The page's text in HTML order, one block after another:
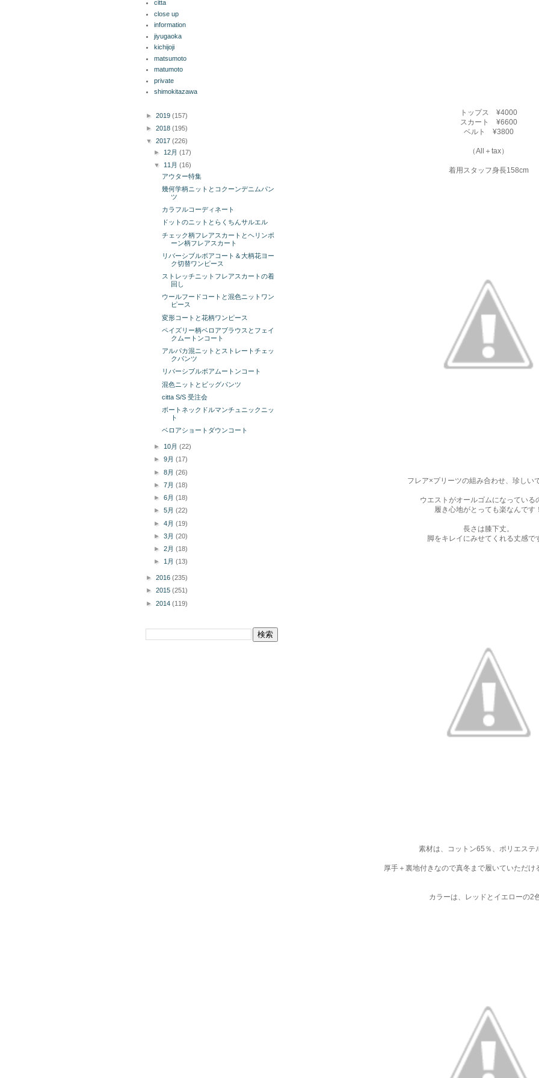
トップス ¥4000
スカート ¥6600
ベルト ¥3800
（All＋tax）
着用スタッフ身長158cm
フレア×プリーツの組み合わせ、珍しい
ウエストがオールゴムになっている
履き心地がとっても楽なんです！
長さは膝下丈。
脚をキレイにみせてくれる丈感
素材は、コットン65％、ポリエステ
厚手＋裏地付きなので真冬まで履いていただけ
カラーは、レッドとイエローの2色
citta
close up
information
jiyugaoka
kichijoji
matsumoto
matumoto
private
shimokitazawa
► 2019 (157)
► 2018 (195)
▼ 2017 (226)
► 12月(17)
▼ 11月(16)
アウター特集
幾何学柄ニットとコクーンデニムパン
ツ
カラフルコーディネート
ドットのニットとらくちんサルエル
チェック柄フレアスカートとヘリンボ
ーン柄フレアスカート
リバーシブルボアコート＆大柄花ヨー
ク切替ワンピース
ストレッチニットフレアスカートの着
回し
ウールフードコートと混色ニットワン
ピース
変形コートと花柄ワンピース
ペイズリー柄ベロアブラウスとフェイ
クムートンコート
アルパカ混ニットとストレートチェッ
クパンツ
リバーシブルボアムートンコート
混色ニットとビッグパンツ
citta S/S 受注会
ボートネックドルマンチュニックニッ
ト
ベロアショートダウンコート
► 10月(22)
►9月(17)
►8月(26)
►7月(18)
►6月(18)
►5月(22)
►4月(19)
►3月(20)
►2月(18)
► 1月(13)
► 2016 (235)
► 2015 (251)
► 2014 (119)